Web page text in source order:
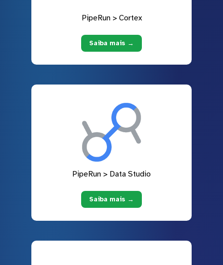
PipeRun > Cortex
Saiba mais →
PipeRun > Data Studio
Saiba mais →